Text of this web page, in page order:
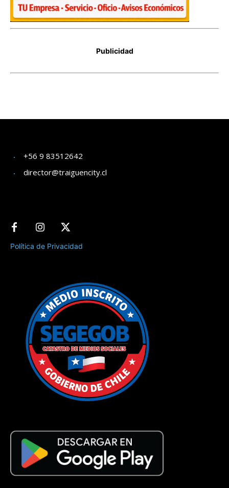
+56 9 83512642
director@traiguencity.cl
Política de Privacidad